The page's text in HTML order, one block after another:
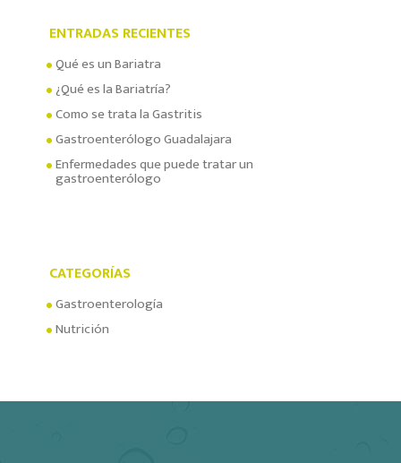
ENTRADAS RECIENTES
Qué es un Bariatra
¿Qué es la Bariatría?
Como se trata la Gastritis
Gastroenterólogo Guadalajara
Enfermedades que puede tratar un
gastroenterólogo
CATEGORÍAS
Gastroenterología
Nutrición